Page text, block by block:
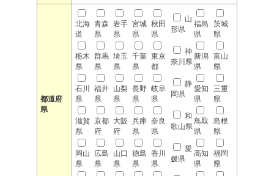
都道府
県
北海
道
青森
県
岩手
県
宮城
県
秋田
県
山
形県
福島
県
茨城
県
栃木
県
群馬
県
埼玉
県
千葉
県
東京
都
神
奈川県
新潟
県
富山
県
石川
県
福井
県
山梨
県
長野
県
岐阜
県
静
岡県
愛知
県
三重
県
滋賀
県
京都
府
大阪
府
兵庫
県
奈良
県
和
歌山県
鳥取
県
島根
県
岡山
県
広島
県
山口
県
徳島
県
香川
県
愛
媛県
高知
県
福岡
県